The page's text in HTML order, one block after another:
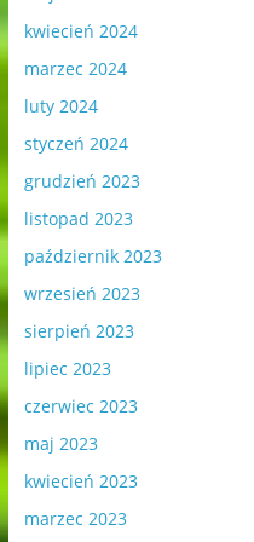
kwiecień 2024
marzec 2024
luty 2024
styczeń 2024
grudzień 2023
listopad 2023
październik 2023
wrzesień 2023
sierpień 2023
lipiec 2023
czerwiec 2023
maj 2023
kwiecień 2023
marzec 2023